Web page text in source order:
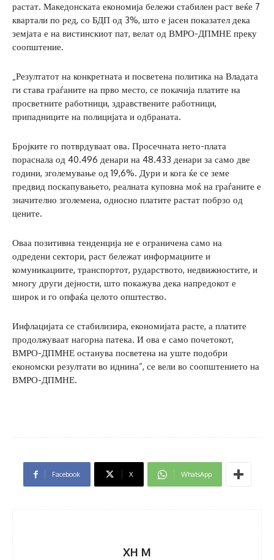
растат. Македонската економија бележи стабилен раст веќе 7
квартали по ред, со БДП од 3%, што е јасен показател дека
земјата е на вистинскиот пат, велат од ВМРО-ДПМНЕ преку
соопштение.
„Резултатот на конкретната и посветена политика на Владата
ги става граѓаните на прво место, се покачија платите на
просветните работници, здравствените работници,
припадниците на полицијата и одбраната.
Бројките го потврдуваат ова. Просечната нето-плата
пораснала од 40.496 денари на 48.433 денари за само две
години, зголемување од 19,6%. Дури и кога ќе се земе
предвид поскапувањето, реалната куповна моќ на граѓаните е
значително зголемена, односно платите растат побрзо од
цените.
Оваа позитивна тенденција не е ограничена само на
одредени сектори, раст бележат информациите и
комуникациите, транспортот, рударството, недвижностите, и
многу други дејности, што покажува дека напредокот е
широк и го опфаќа целото општество.
Инфлацијата се стабилизира, економијата расте, а платите
продолжуваат нагорна патека. И ова е само почетокот,
ВМРО-ДПМНЕ останува посветена на уште подобри
економски резултати во иднина“, се вели во соопштението на
ВМРО-ДПМНЕ.
Facebook X WhatsApp
XH M